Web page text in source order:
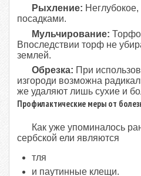
Рыхление:
посадками.
Мульчирование:
Впоследствии торф не
землей.
Обрезка: При
изгороди возможна
же удаляют лишь сухие и
Профилактические меры от
Как уже упоминалось
сербской ели являются
тля
и паутинные клещи.